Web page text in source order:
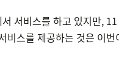
서비스를 하고 있지만, 11
비스를 제공하는 것은 이번